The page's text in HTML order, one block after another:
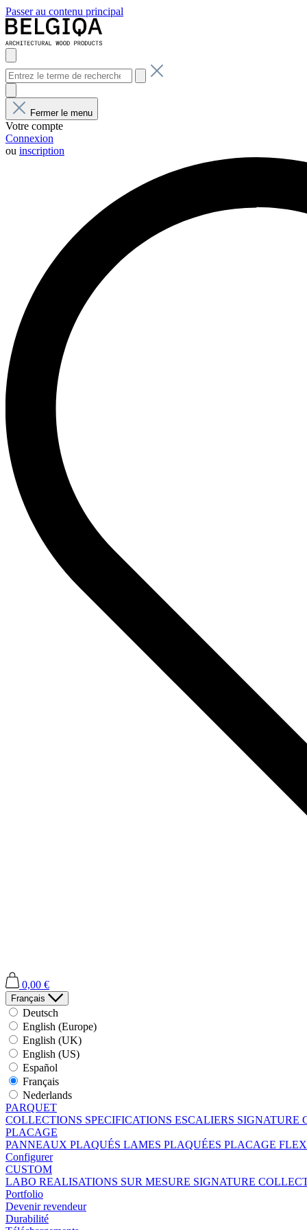
Passer au contenu principal
Fermer le menu
Votre compte
Connexion
ou inscription
0,00 €
Français
Deutsch
English (Europe)
English (UK)
English (US)
Español
Français
Nederlands
PARQUET
COLLECTIONS SPECIFICATIONS ESCALIERS SIGNATURE
PLACAGE
PANNEAUX PLAQUÉS LAMES PLAQUÉES PLACAGE
Configurer
CUSTOM
LABO REALISATIONS SUR MESURE SIGNATURE
Portfolio
Devenir revendeur
Durabilité